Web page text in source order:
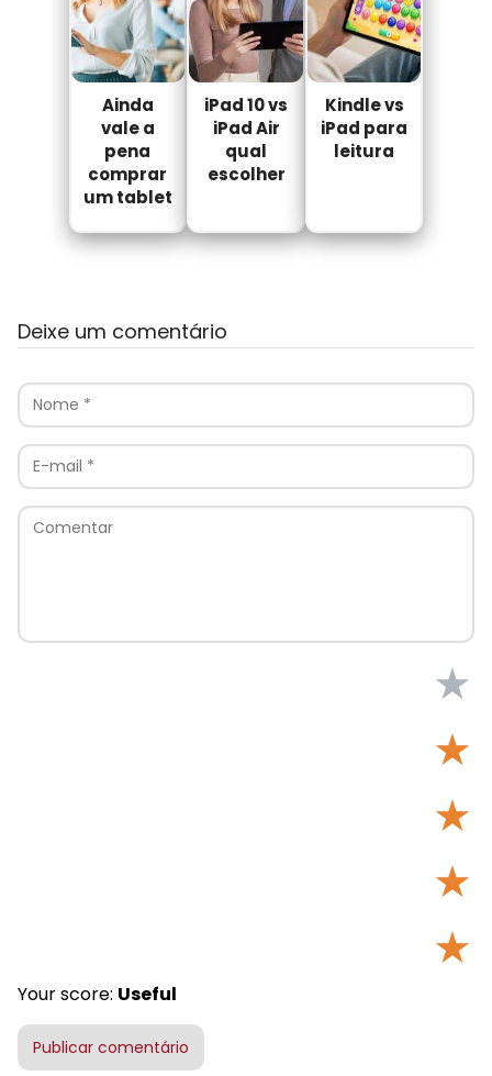
Ainda
vale a
pena
comprar
um tablet
iPad 10 vs
iPad Air
qual
escolher
Kindle vs
iPad para
leitura
Deixe um comentário
★
★
★
★
★
Your score: Useful